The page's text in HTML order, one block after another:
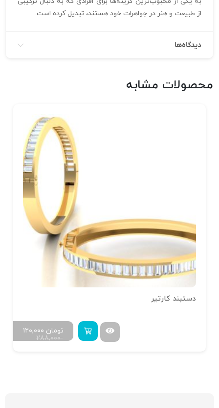
از طبیعت و هنر در جواهرات خود هستند، تبدیل کرده است.
دیدگاه‌ها
محصولات مشابه
دستبند کارتیر
۲۸۸,۰۰۰
۱۲۰,۰۰۰ تومان